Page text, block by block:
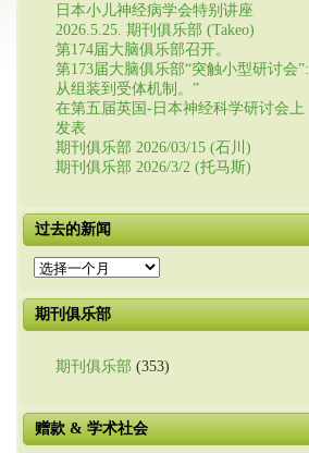
日本小儿神经病学会特别讲座
2026.5.25. 期刊俱乐部 (Takeo)
第174届大脑俱乐部召开。
第173届大脑俱乐部“突触小型研讨会”:
从组装到受体机制。”
在第五届英国-日本神经科学研讨会上
发表
期刊俱乐部 2026/03/15 (石川)
期刊俱乐部 2026/3/2 (托马斯)
过去的新闻
过
的
新
期刊俱乐部
期刊俱乐部 (353)
赠款 & 学术社会